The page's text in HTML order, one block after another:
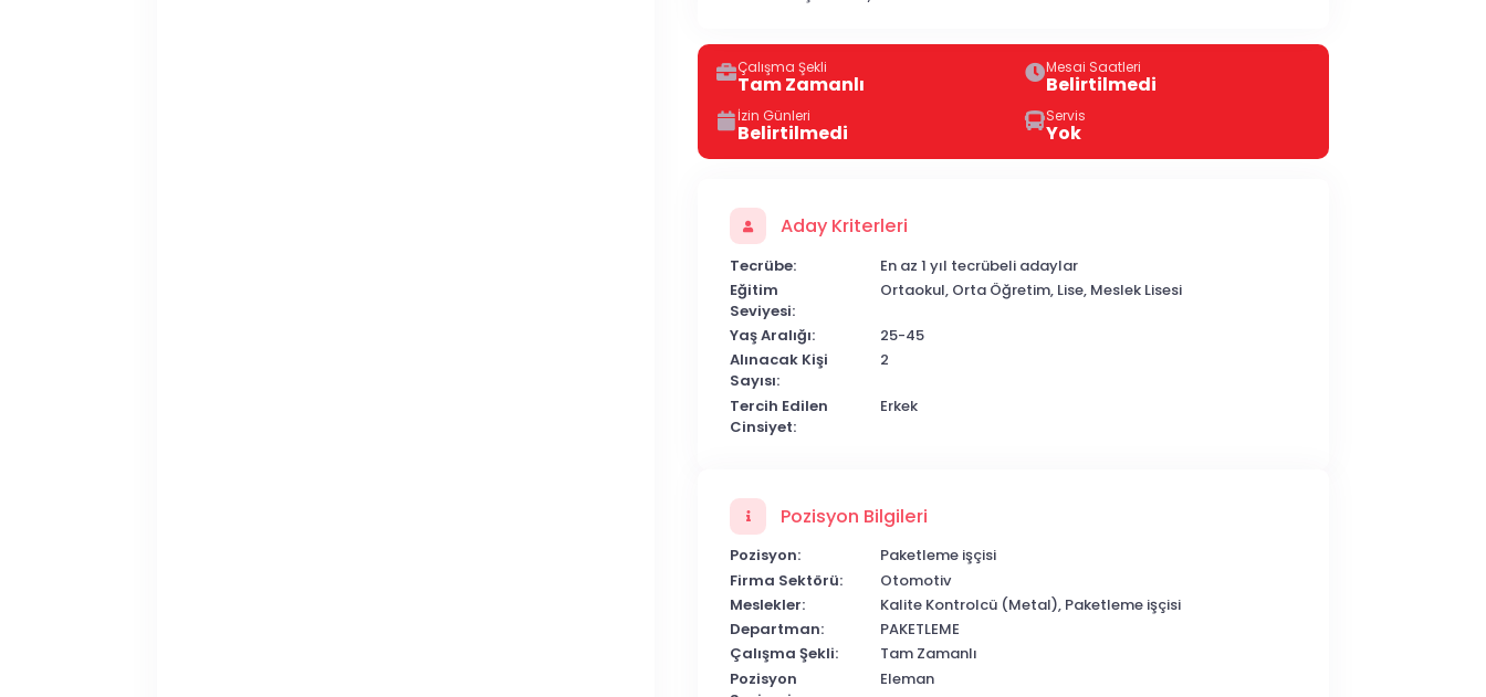
Çalışma Şekli
Tam Zamanlı
Mesai Saatleri
Belirtilmedi
İzin Günleri
Belirtilmedi
Servis
Yok
Aday Kriterleri
Tecrübe:
En az 1 yıl tecrübeli adaylar
Eğitim
Seviyesi:
Ortaokul, Orta Öğretim, Lise, Meslek Lisesi
Yaş Aralığı:
25-45
Alınacak Kişi
Sayısı:
2
Tercih Edilen
Cinsiyet:
Erkek
Pozisyon Bilgileri
Pozisyon:
Paketleme işçisi
Firma Sektörü:
Otomotiv
Meslekler:
Kalite Kontrolcü (Metal), Paketleme işçisi
Departman:
PAKETLEME
Çalışma Şekli:
Tam Zamanlı
Pozisyon
Eleman